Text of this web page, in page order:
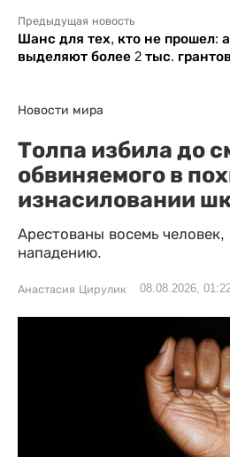
Предыдущая новость
Шанс для тех, кто не прошел:
выделяют более 2 тыс.
Новости мира
Толпа избила до
обвиняемого в
изнасиловании
Арестованы восемь
нападению.
Анастасия Цирулик 08.08.2026,